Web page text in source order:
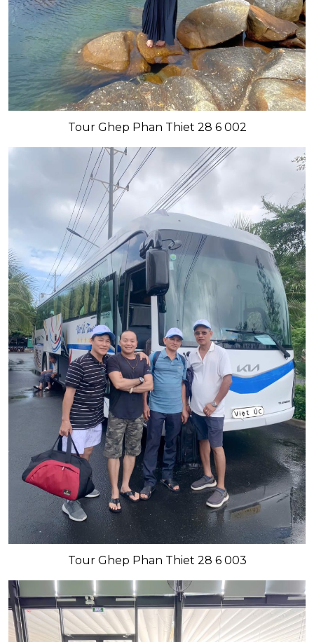
Tour Ghep Phan Thiet 28 6 002
Tour Ghep Phan Thiet 28 6 003